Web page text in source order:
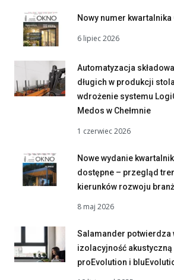
Nowy numer kwartalnika
6 lipiec 2026
Automatyzacja
długich w produkcji
wdrożenie systemu
Medos w Chełmnie
1 czerwiec 2026
Nowe wydanie
dostępne – przegląd
kierunków rozwoju
8 maj 2026
Salamander potwierdza
izolacyjność
proEvolution i